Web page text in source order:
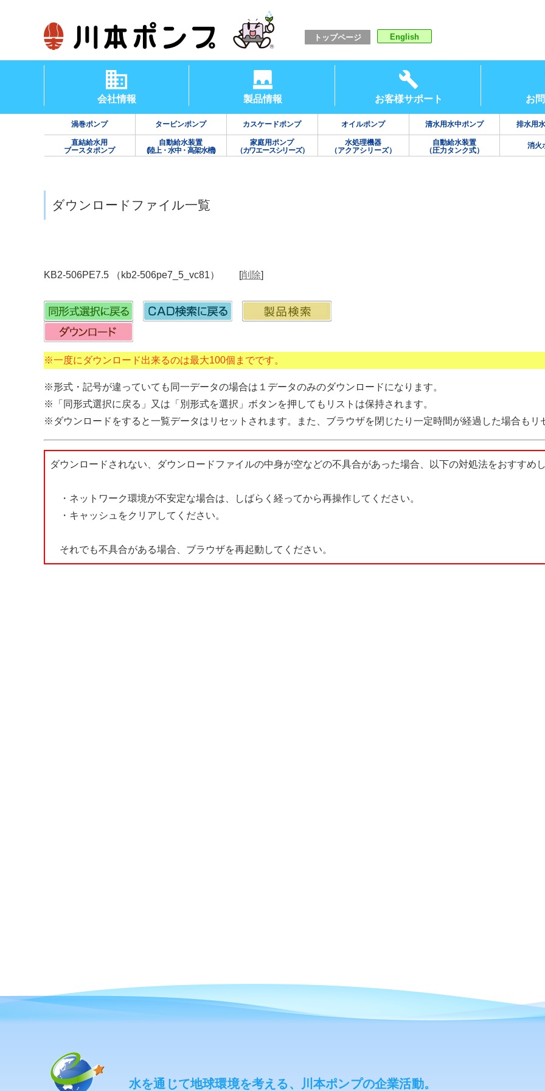
トップページ English
会社情報 製品情報 お客様サポート お
渦巻ポンプ タービンポンプ カスケードポンプ オイルポンプ 清水用水中ポンプ 排水用
直結給水用
ブースタポンプ
自動給水装置
(陸上・水中・高架水槽)
家庭用ポンプ
（カワエースシリーズ）
水処理機器
（アクアシリーズ）
自動給水装置
（圧力タンク式）
消火
ダウンロードファイル一覧
KB2-506PE7.5 （kb2-506pe7_5_vc81） [削除]
※一度にダウンロード出来るのは最大100個までです。
※形式・記号が違っていても同一データの場合は１データのみのダウンロードになります。
※「同形式選択に戻る」又は「別形式を選択」ボタンを押してもリストは保持されます。
※ダウンロードをすると一覧データはリセットされます。また、ブラウザを閉じたり一定時間が経過した場合もリ
ダウンロードされない、ダウンロードファイルの中身が空などの不具合があった場合、以下の対処法をおすすめし
・ネットワーク環境が不安定な場合は、しばらく経ってから再操作してください。
・キャッシュをクリアしてください。
それでも不具合がある場合、ブラウザを再起動してください。
水を通じて地球環境を考える、川本ポンプの企業活動。